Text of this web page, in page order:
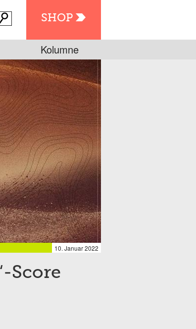
SHOP
Kolumne
10. Januar 2022
Score